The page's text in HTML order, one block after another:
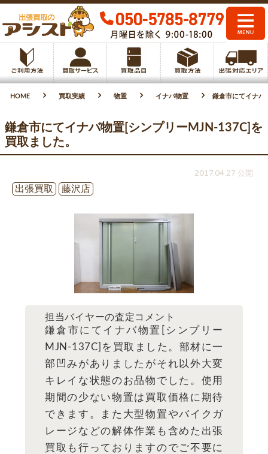
HOME 買取実績 物置 イナバ物置 鎌倉市にてイナバ
鎌倉市にてイナバ物置[シンプリーMJN-137C]を
買取ました。
2017.04.27 公開
出張買取
藤沢店
担当バイヤーの査定コメント
鎌倉市にてイナバ物置[シンプリー
MJN-137C]を買取ました。部材に一
部凹みがありましたがそれ以外大変
キレイな状態のお品物でした。使用
期間の少ない物置は買取価格に期待
できます。また大型物置やバイクガ
レージなどの解体作業も含めた出張
買取も行っておりますのでご不要に